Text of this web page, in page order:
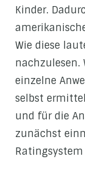
Kinder.
Wie diese
nachzulesen.
einzelne
selbst
und für die
zunächst